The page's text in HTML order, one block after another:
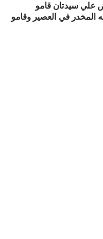
علي سيدتان قامو
في العصير وقامو